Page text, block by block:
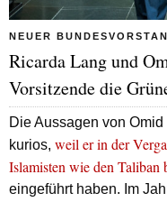
NEUER
Ricarda Lang und
Vorsitzende die
Die Aussagen von
kurios, weil er in der
Islamisten wie den Taliban
eingeführt haben. Im